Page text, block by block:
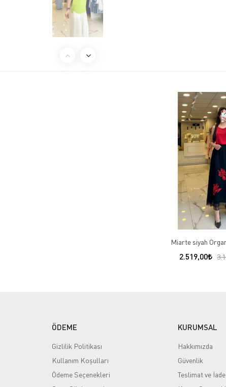
Miarte siyah
2.519,00
ÖDEME
Gizlilik Politikası
Kullanım Koşulları
Ödeme Seçenekleri
KURUMSAL
Hakkımızda
Güvenlik
Teslimat ve